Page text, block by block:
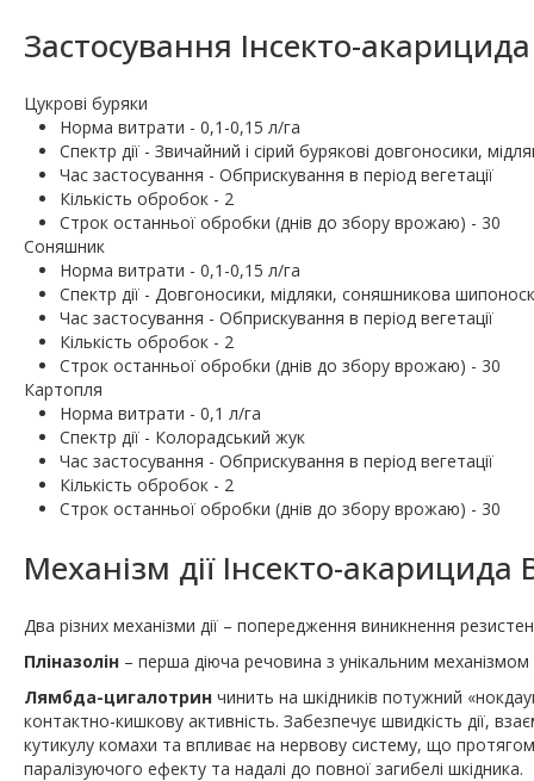
Застосування Інсекто-
Цукрові буряки
Норма витрати - 0,1-0,15 л/га
Спектр дії - Звичайний і сірий бурякові довгоносики,
Час застосування - Обприскування в період вегетації
Кількість обробок - 2
Строк останньої обробки (днів до збору врожаю) - 30
Соняшник
Норма витрати - 0,1-0,15 л/га
Спектр дії - Довгоносики, мідляки, соняшникова
Час застосування - Обприскування в період вегетації
Кількість обробок - 2
Строк останньої обробки (днів до збору врожаю) - 30
Картопля
Норма витрати - 0,1 л/га
Спектр дії - Колорадський жук
Час застосування - Обприскування в період вегетації
Кількість обробок - 2
Строк останньої обробки (днів до збору врожаю) - 30
Механізм дії Інсекто-акарицида
Два різних механізми дії – попередження виникнення
Пліназолін – перша діюча речовина з унікальним механізмом
Лямбда-цигалотрин чинить на шкідників потужний
контактно-кишкову активність. Забезпечує швидкість дії,
кутикулу комахи та впливає на нервову систему, що
паралізуючого ефекту та надалі до повної загибелі шкідника.